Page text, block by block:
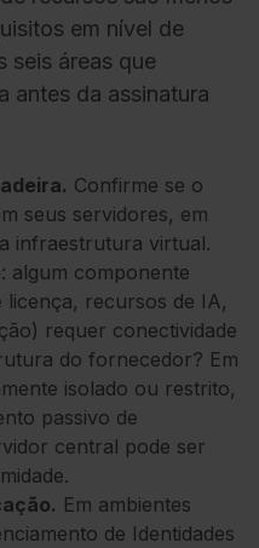
em nível de
seis áreas que
antes da assinatura
Confirme se o
seus servidores, em
infraestrutura virtual.
algum componente
licença, recursos de IA,
requer conectividade
do fornecedor? Em
isolado ou restrito,
passivo de
central pode ser
Em ambientes
de Identidades